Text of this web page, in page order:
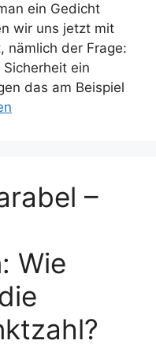
ein Gedicht
wir uns jetzt mit
nämlich der Frage:
ein
das am Beispiel
–
Wie